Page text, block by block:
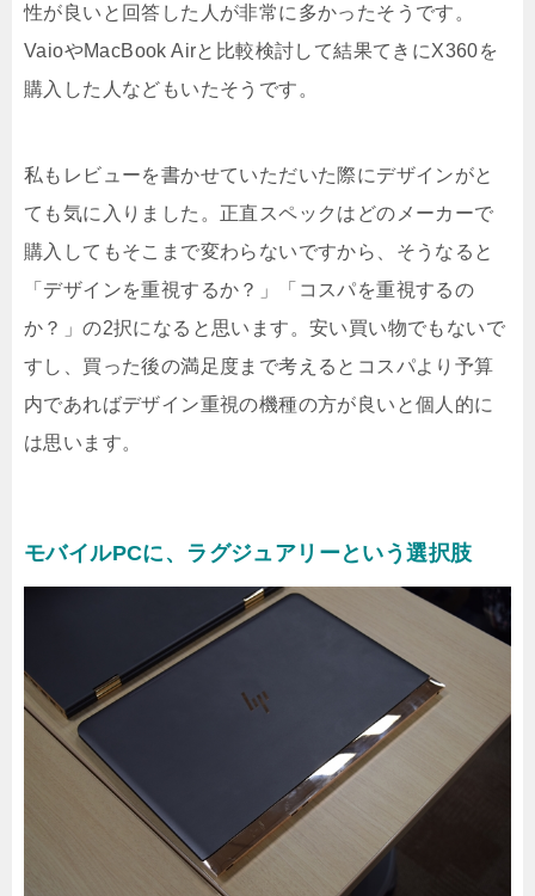
性が良いと回答した人が非常に多かったそうです。
VaioやMacBook Airと比較検討して結果てきにX360を
購入した人などもいたそうです。
私もレビューを書かせていただいた際にデザインがと
ても気に入りました。正直スペックはどのメーカーで
購入してもそこまで変わらないですから、そうなると
「デザインを重視するか？」「コスパを重視するの
か？」の2択になると思います。安い買い物でもないで
すし、買った後の満足度まで考えるとコスパより予算
内であればデザイン重視の機種の方が良いと個人的に
は思います。
モバイルPCに、ラグジュアリーという選択肢